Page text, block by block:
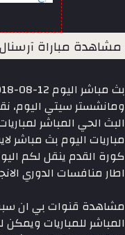
مشاهدة مباراة
ومانشستر سيتي اليوم،
البث الحي المباشر
مباريات اليوم بث مباشر
كورة القدم ينقل لكم
اطار منافسات الدوري
المباشر للمباريات